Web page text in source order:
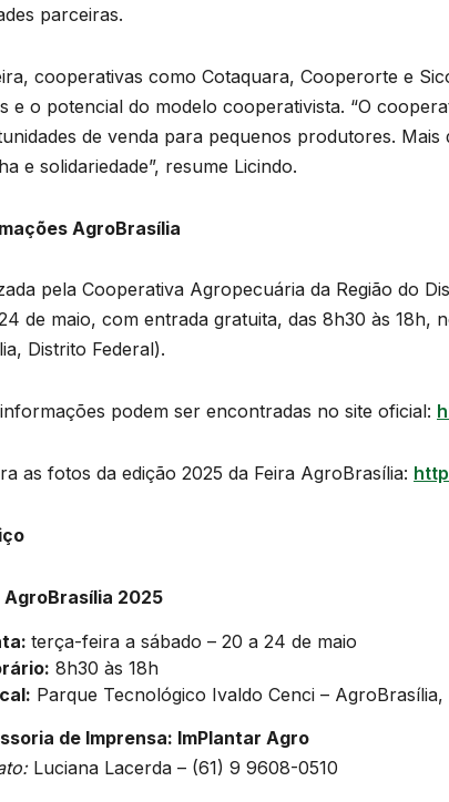
parceiras.
cooperativas como Cotaquara, Cooperorte e
e o potencial do modelo cooperativista. “O
de venda para pequenos produtores.
e solidariedade”, resume Licindo.
AgroBrasília
pela Cooperativa Agropecuária da Região do
de maio, com entrada gratuita, das 8h30 às 18h,
Distrito Federal).
podem ser encontradas no site oficial:
as fotos da edição 2025 da Feira AgroBrasília:
AgroBrasília 2025
terça-feira a sábado – 20 a 24 de maio
8h30 às 18h
Parque Tecnológico Ivaldo Cenci – AgroBrasília,
de Imprensa: ImPlantar Agro
Luciana Lacerda – (61) 9 9608-0510